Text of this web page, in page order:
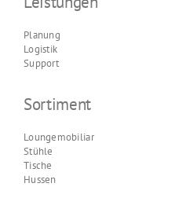
Planung
Logistik
Support
Sortiment
Loungemobiliar
Stühle
Tische
Hussen